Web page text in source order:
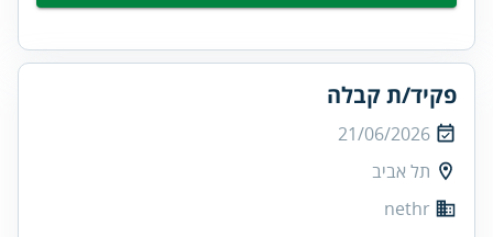
פקיד/ת קבלה
21/06/2026
תל אביב
nethr